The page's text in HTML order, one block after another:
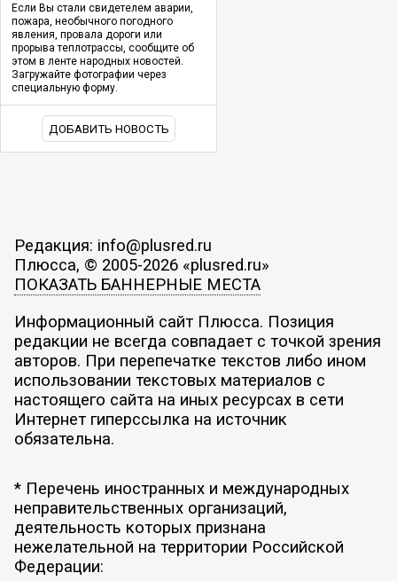
Если Вы стали свидетелем аварии,
пожара, необычного погодного
явления, провала дороги или
прорыва теплотрассы, сообщите об
этом в ленте народных новостей.
Загружайте фотографии через
специальную форму.
ДОБАВИТЬ НОВОСТЬ
Редакция: info@plusred.ru
Плюсса, © 2005-2026 «plusred.ru»
ПОКАЗАТЬ БАННЕРНЫЕ МЕСТА
Информационный сайт Плюсса. Позиция
редакции не всегда совпадает с точкой зрения
авторов. При перепечатке текстов либо ином
использовании текстовых материалов с
настоящего сайта на иных ресурсах в сети
Интернет гиперссылка на источник
обязательна.
* Перечень иностранных и международных
неправительственных организаций,
деятельность которых признана
нежелательной на территории Российской
Федерации: